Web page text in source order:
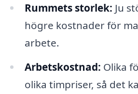
Rummets storlek: Ju
högre kostnader för
arbete.
Arbetskostnad: Olika
olika timpriser, så det